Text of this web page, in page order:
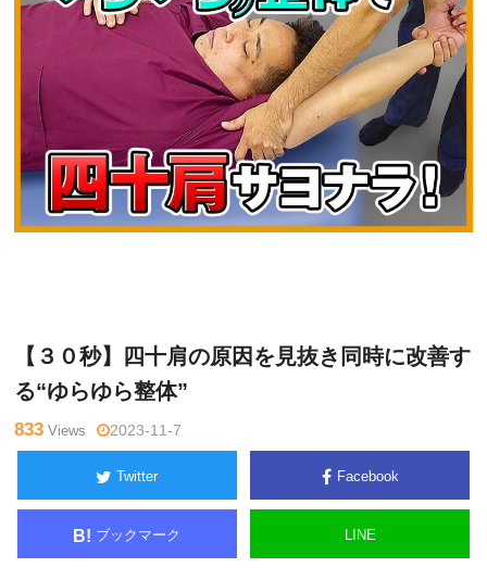
【３０秒】四十肩の原因を見抜き同時に改善す
る“ゆらゆら整体”
833 Views 2023-11-7
Twitter Facebook
B! ブックマーク LINE